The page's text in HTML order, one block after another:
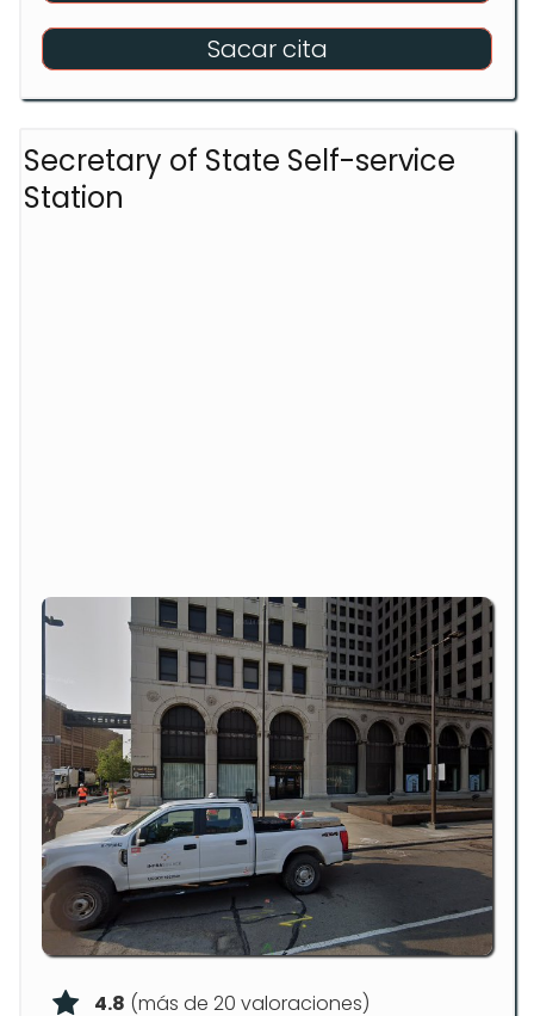
Sacar cita
Secretary of State Self-service
Station
4.8 (más de 20 valoraciones)